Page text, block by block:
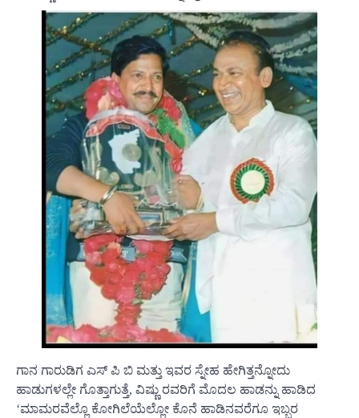
ಗಾನ ಗಾರುಡಿಗ ಎಸ್ ಪಿ ಬಿ ಮತ್ತು ಇವರ ಸ್ನೇಹ ಹೇಗಿತ್ತನ್ನೋದು
ಹಾಡುಗಳಲ್ಲೇ ಗೊತ್ತಾಗುತ್ತೆ, ವಿಷ್ಣು ರವರಿಗೆ ಮೊದಲ ಹಾಡನ್ನು ಹಾಡಿದ
‘ಮಾಮರವೆಲ್ಲೊ ಕೋಗಿಲೆಯೆಲ್ಲೋ ಕೊನೆ ಹಾಡಿನವರೆಗೂ ಇಬ್ಬರ